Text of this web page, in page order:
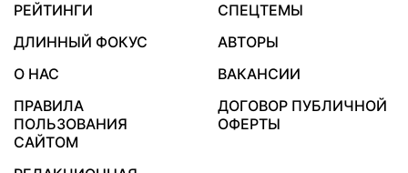
РЕЙТИНГИ
СПЕЦТЕМЫ
ДЛИННЫЙ ФОКУС
АВТОРЫ
О НАС
ВАКАНСИИ
ПРАВИЛА
ПОЛЬЗОВАНИЯ
САЙТОМ
ДОГОВОР ПУБЛИЧНОЙ
ОФЕРТЫ